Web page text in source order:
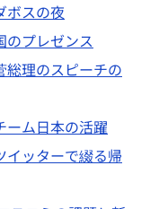
ボスの夜
のプレゼンス
総理のスピーチの
ーム日本の活躍
イッターで綴る帰